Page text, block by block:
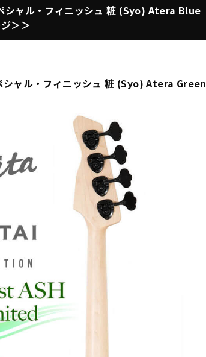
ャル・フィニッシュ 粧 (Syo) Atera Blue
＞＞
ル・フィニッシュ 粧 (Syo) Atera Green